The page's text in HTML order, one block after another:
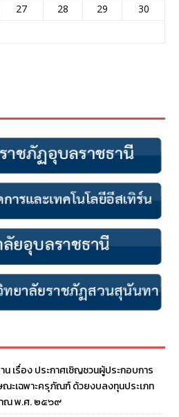
27 28 29
30
เรื่อง ประกาศเชิญชวนผู้ประกอบการ
ะเฉพาะครุภัณฑ์ ด้วยงบลงทุนประเภท
าณ พ.ศ. ๒๕๖๙